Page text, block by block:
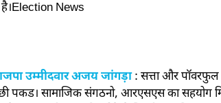
News
उम्मीदवार अजय जांगड़ा: सत्ता और
पकड। सामाजिक संगठनो, आरएसएस का सहयोग